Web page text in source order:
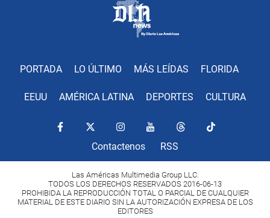
PORTADA LO ÚLTIMO MÁS LEÍDAS FLORIDA
EEUU AMÉRICA LATINA DEPORTES CULTURA
Contactenos RSS
Las Américas Multimedia Group LLC.
TODOS LOS DERECHOS RESERVADOS 2016-06-13
PROHIBIDA LA REPRODUCCIÓN TOTAL O PARCIAL DE CUALQUIER
MATERIAL DE ESTE DIARIO SIN LA AUTORIZACIÓN EXPRESA DE LOS
EDITORES